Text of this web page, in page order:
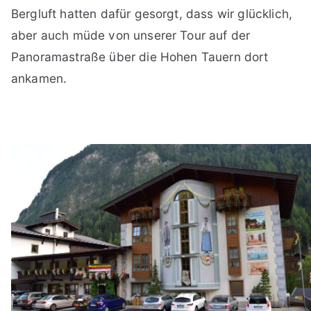
Bergluft hatten dafür gesorgt, dass wir glücklich,
aber auch müde von unserer Tour auf der
Panoramastraße über die Hohen Tauern dort
ankamen.